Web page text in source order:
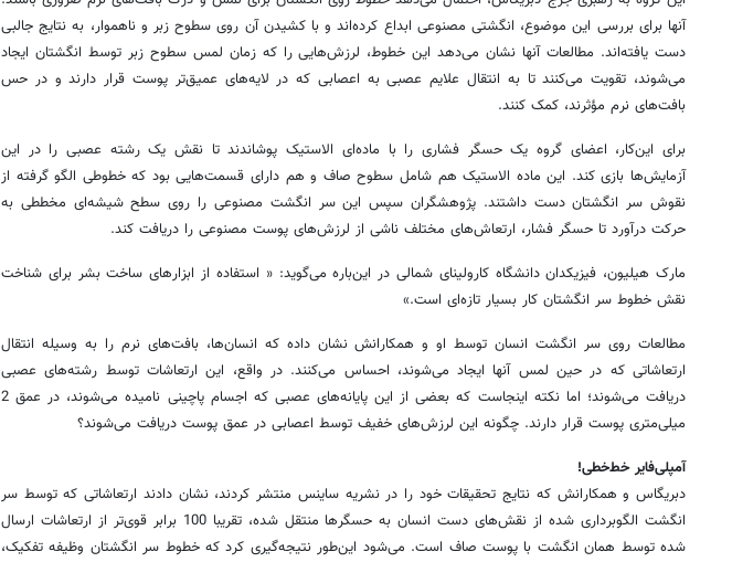
آنها برای بررسی این موضوع، انگشتی مصنوعی ابداع کرده‌اند و با کشیدن آن روی سطوح زبر و ناهموار، به نتایج جالبی
دست یافته‌اند. مطالعات آنها نشان می‌دهد این خطوط، لرزش‌هایی را که زمان لمس سطوح زبر توسط انگشتان ایجاد
می‌شوند، تقویت می‌کنند تا به انتقال علایم عصبی به اعصابی که در لایه‌های عمیق‌تر پوست قرار دارند و در حس
بافت‌های نرم مؤثرند، کمک کنند.
برای این‌کار، اعضای گروه یک حسگر فشاری را با ماده‌ای الاستیک پوشاندند تا نقش یک رشته عصبی را در این
آزمایش‌ها بازی کند. این ماده الاستیک هم شامل سطوح صاف و هم دارای قسمت‌هایی بود که خطوطی الگو گرفته از
نقوش سر انگشتان دست داشتند. پژوهشگران سپس این سر انگشت مصنوعی را روی سطح شیشه‌ای مخططی به
حرکت درآورد تا حسگر فشار، ارتعاش‌های مختلف ناشی از لرزش‌های پوست مصنوعی را دریافت کند.
مارک هیلیون، فیزیکدان دانشگاه کارولینای شمالی در‌ این‌باره می‌گوید: « استفاده از ابزار‌های ساخت بشر برای شناخت
نقش خطوط سر انگشتان کار بسیار تازه‌ای است.»
مطالعات روی سر انگشت انسان توسط او و همکارانش نشان داده که انسان‌ها، بافت‌های نرم را به وسیله انتقال
ارتعاشاتی که در حین لمس آنها ایجاد می‌شوند، احساس می‌کنند. در واقع، این ارتعاشات توسط رشته‌های عصبی
دریافت می‌شوند؛ اما نکته اینجاست که بعضی از این پایانه‌های عصبی که اجسام پاچینی نامیده می‌شوند، در عمق 2
میلی‌متری پوست قرار دارند. چگونه این لرزش‌های خفیف توسط اعصابی در عمق پوست دریافت می‌شوند؟
آمپلی‌فایر خط‌خطی!
دبریگاس و همکارانش که نتایج تحقیقات خود را در نشریه ساینس منتشر کردند، نشان دادند ارتعاشاتی که توسط سر
انگشت الگو‌برداری شده از نقش‌های دست انسان به حسگرها منتقل شده، تقریبا 100 برابر قوی‌تر از ارتعاشات ارسال
شده توسط همان انگشت با پوست صاف است. می‌شود این‌طور نتیجه‌گیری کرد که خطوط سر انگشتان وظیفه تفکیک،